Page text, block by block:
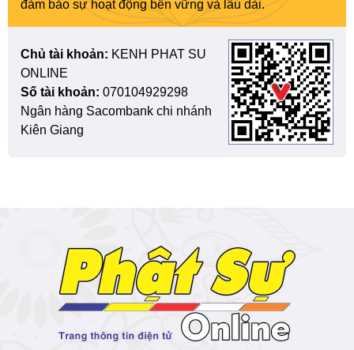
đảm bảo sự hoạt động bền vững và lâu dài.
Chủ tài khoản: KENH PHAT SU
ONLINE
Số tài khoản: 070104929298
Ngân hàng Sacombank chi nhánh
Kiên Giang